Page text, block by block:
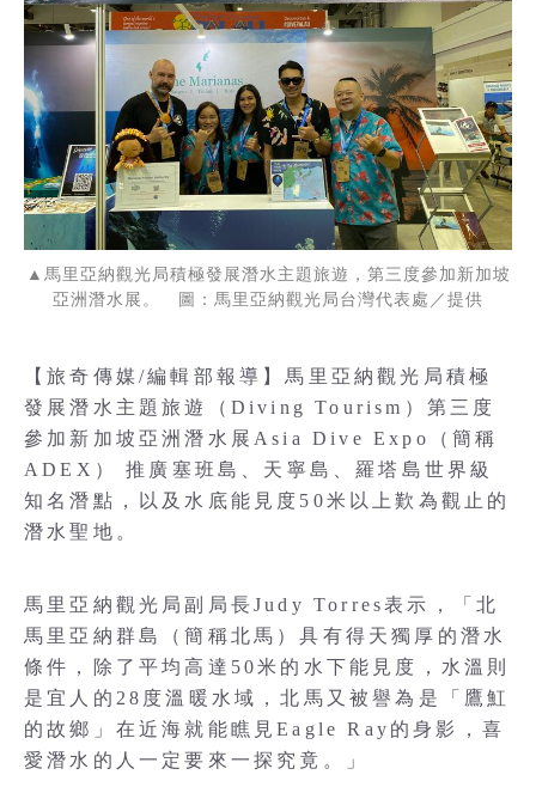
▲馬里亞納觀光局積極發展潛水主題旅遊，第三度參加新加坡
亞洲潛水展。 圖：馬里亞納觀光局台灣代表處／提供
【旅奇傳媒/編輯部報導】馬里亞納觀光局積極
發展潛水主題旅遊（Diving Tourism）第三度
參加新加坡亞洲潛水展Asia Dive Expo（簡稱
ADEX） 推廣塞班島、天寧島、羅塔島世界級
知名潛點，以及水底能見度50米以上歎為觀止的
潛水聖地。
馬里亞納觀光局副局長Judy Torres表示，「北
馬里亞納群島（簡稱北馬）具有得天獨厚的潛水
條件，除了平均高達50米的水下能見度，水溫則
是宜人的28度溫暖水域，北馬又被譽為是「鷹魟
的故鄉」在近海就能瞧見Eagle Ray的身影，喜
愛潛水的人一定要來一探究竟。」